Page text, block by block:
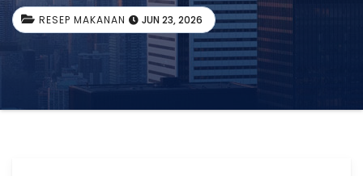
RESEP MAKANAN JUN 23, 2026